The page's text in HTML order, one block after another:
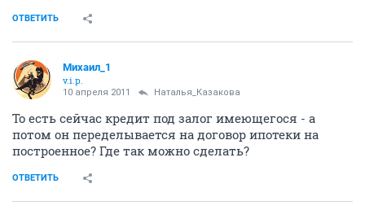
ОТВЕТИТЬ
Михаил_1
v.i.p.
10 апреля 2011 Наталья_Казакова
То есть сейчас кредит под залог имеющегося - а
потом он переделывается на договор ипотеки на
построенное? Где так можно сделать?
ОТВЕТИТЬ